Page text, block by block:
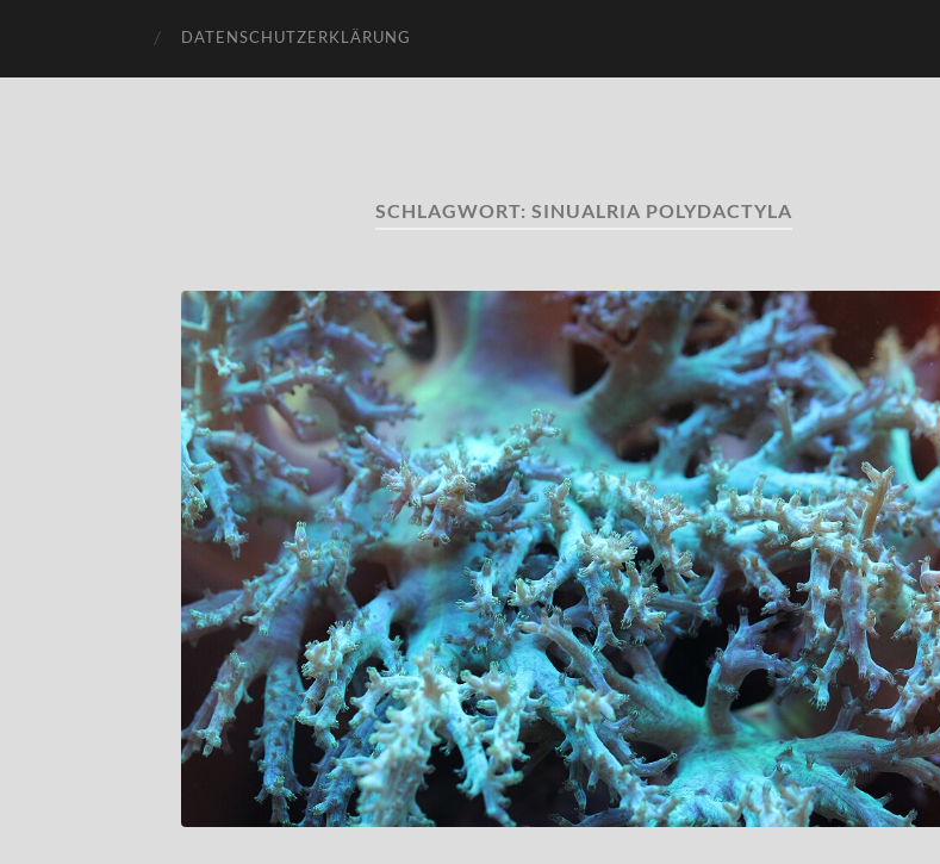
DATENSCHUTZERKLÄRUNG
SCHLAGWORT: SINUALRIA POLYDACTYLA